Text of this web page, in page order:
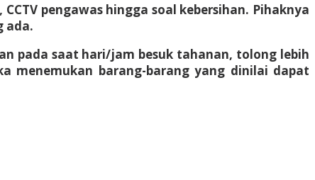
pengawas hingga soal kebersihan. Pihaknya
ada.
pada saat hari/jam besuk tahanan, tolong lebih
menemukan barang-barang yang dinilai dapat